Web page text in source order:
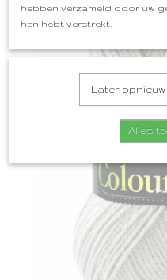
hebben verzameld door uw
hen hebt verstrekt.
Later
Alles